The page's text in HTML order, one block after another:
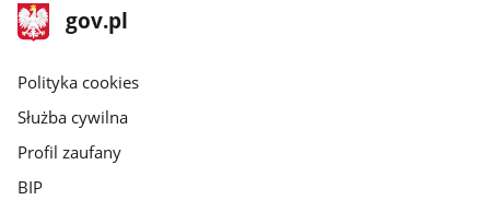
stopka
gov.pl
Strona
gov.pl
gov.pl
Polityka cookies
Służba cywilna
Profil zaufany
BIP